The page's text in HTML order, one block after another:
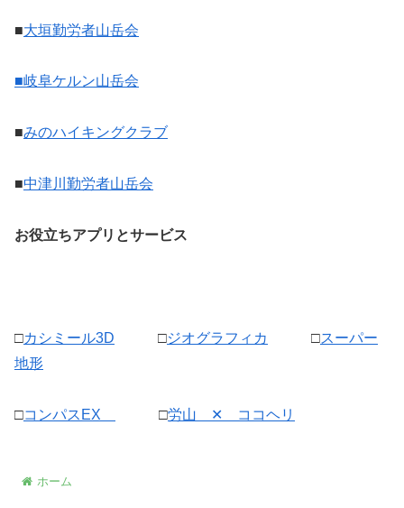
■大垣勤労者山岳会
■岐阜ケルン山岳会
■みのハイキングクラブ
■中津川勤労者山岳会
お役立ちアプリとサービス
□カシミール3D □ジオグラフィカ □スーパー
地形
□コンパスEX □労山 ✕ ココヘリ
ホーム